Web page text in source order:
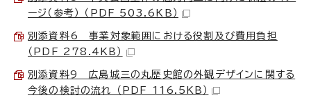
ージ（参考） （PDF 503.6KB）
別添資料6 事業対象範囲における役割及び費用負担
（PDF 278.4KB）
別添資料9 広島城三の丸歴史館の外観デザインに関する
今後の検討の流れ （PDF 116.5KB）